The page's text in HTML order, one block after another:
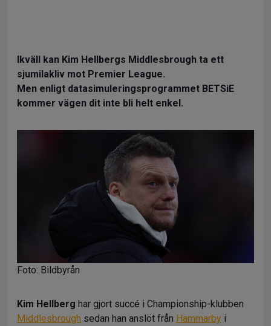
Ikväll kan Kim Hellbergs Middlesbrough ta ett
sjumilakliv mot Premier League.
Men enligt datasimuleringsprogrammet BETSiE
kommer vägen dit inte bli helt enkel.
Foto: Bildbyrån
Kim Hellberg har gjort succé i Championship-klubben
Middlesbrough sedan han anslöt från Hammarby i